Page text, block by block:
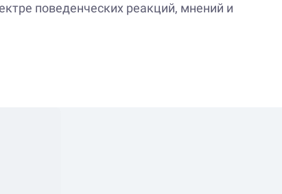
поведенческих реакций, мнений и